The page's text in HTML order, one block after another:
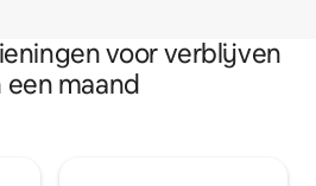
voor verblijven
een maand